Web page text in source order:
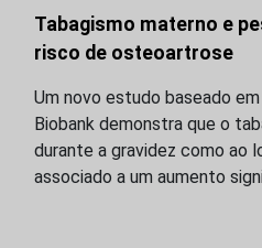
Tabagismo materno e
risco de osteoartrose
Um novo estudo baseado
Biobank demonstra que o
durante a gravidez como ao
associado a um aumento